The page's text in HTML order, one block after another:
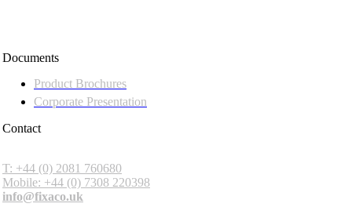
Documents
Product Brochures
Corporate Presentation
Contact
T: +44 (0) 2081 760680
Mobile: +44 (0) 7308 220398
info@fixaco.uk